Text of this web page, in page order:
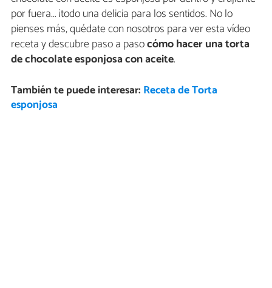
por fuera... ¡todo una delicia para los sentidos. No lo
pienses más, quédate con nosotros para ver esta vídeo
receta y descubre paso a pasocómo hacer una torta
de chocolate esponjosa con aceite.
También te puede interesar: Receta de Torta
esponjosa